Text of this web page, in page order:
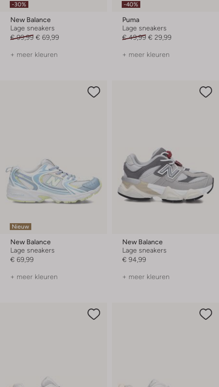
-30%
New Balance
Lage sneakers
€ 99,99 € 69,99
+ meer kleuren
-40%
Puma
Lage sneakers
€ 49,99 € 29,99
+ meer kleuren
Nieuw
New Balance
Lage sneakers
€ 69,99
+ meer kleuren
New Balance
Lage sneakers
€ 94,99
+ meer kleuren